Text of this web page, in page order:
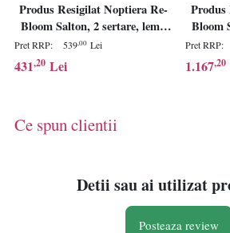
Produs Resigilat Noptiera Re-
Bloom Salton, 2 sertare, lemn
masiv/placaj, 53x31x55 cm,
maro - Verificat A
Pret RRP: 539,00 Lei
431,20 Lei
Produs
Bloom
masiv/
Pret RRP:
1.167,20
Ce spun clientii
Detii sau ai utilizat
Posteaza review